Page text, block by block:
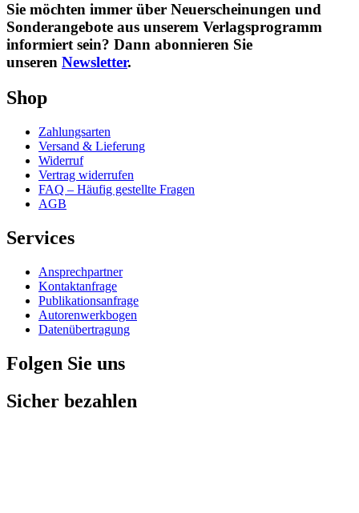
Sie möchten immer über Neuerscheinungen und
Sonderangebote aus unserem Verlagsprogramm
informiert sein? Dann abonnieren Sie
unseren Newsletter.
Shop
Zahlungsarten
Versand & Lieferung
Widerruf
Vertrag widerrufen
FAQ – Häufig gestellte Fragen
AGB
Services
Ansprechpartner
Kontaktanfrage
Publikationsanfrage
Autorenwerkbogen
Datenübertragung
Folgen Sie uns
Sicher bezahlen